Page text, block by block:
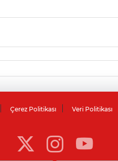
Çerez Politikası Veri Politikası